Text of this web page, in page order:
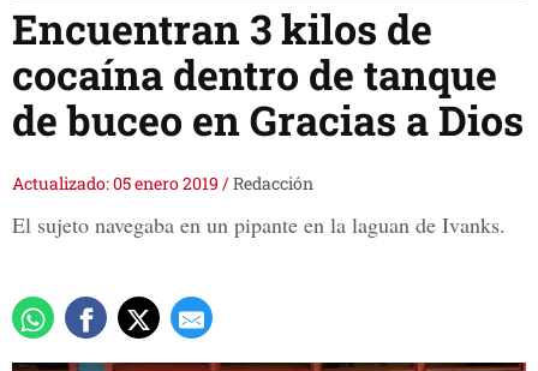
Encuentran 3 kilos de
cocaína dentro de tanque
de buceo en Gracias a Dios
Actualizado: 05 enero 2019 /Redacción
El sujeto navegaba en un pipante en la laguan de Ivanks.